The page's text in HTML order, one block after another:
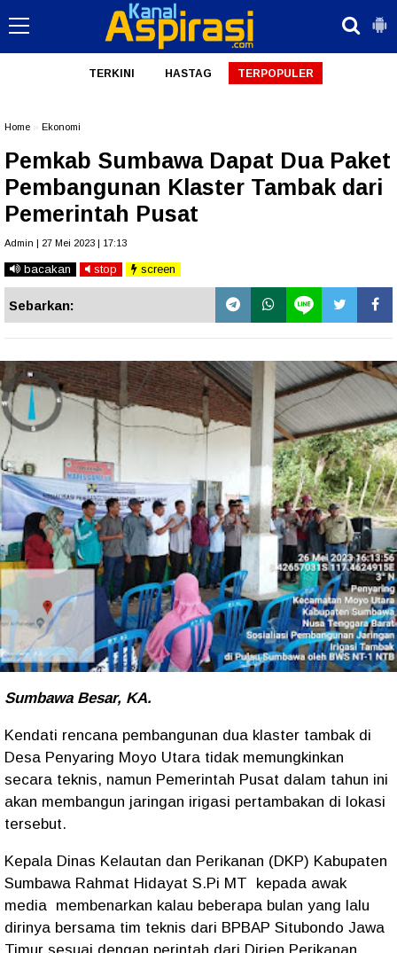
TERKINI HASTAG TERPOPULER
Home Ekonomi
Pemkab Sumbawa Dapat Dua Paket
Pembangunan Klaster Tambak dari
Pemerintah Pusat
Admin | 27 Mei 2023 | 17:13
bacakan stop screen
Sebarkan:
Sumbawa Besar, KA.
Kendati rencana pembangunan dua klaster tambak di
Desa Penyaring Moyo Utara tidak memungkinkan
secara teknis, namun Pemerintah Pusat dalam tahun ini
akan membangun jaringan irigasi pertambakan di lokasi
tersebut.
Kepala Dinas Kelautan dan Perikanan (DKP) Kabupaten
Sumbawa Rahmat Hidayat S.Pi MT kepada awak
media membenarkan kalau beberapa bulan yang lalu
dirinya bersama tim teknis dari BPBAP Situbondo Jawa